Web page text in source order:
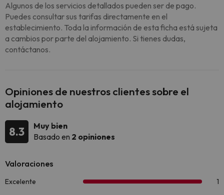
Algunos de los servicios detallados pueden ser de pago.
Puedes consultar sus tarifas directamente en el
establecimiento. Toda la información de esta ficha está sujeta
a cambios por parte del alojamiento. Si tienes dudas,
contáctanos.
Opiniones de nuestros clientes sobre el
alojamiento
8.3
Muy bien
Basado en 2 opiniones